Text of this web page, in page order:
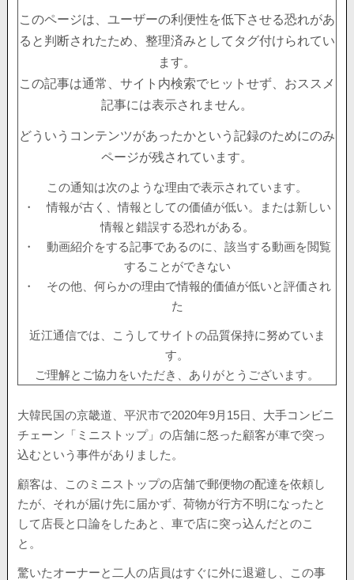
このページは、ユーザーの利便性を低下させる恐れがあ
ると判断されたため、整理済みとしてタグ付けられてい
ます。
この記事は通常、サイト内検索でヒットせず、おススメ
記事には表示されません。
どういうコンテンツがあったかという記録のためにのみ
ページが残されています。
この通知は次のような理由で表示されています。
・ 情報が古く、情報としての価値が低い。または新しい
情報と錯誤する恐れがある。
・ 動画紹介をする記事であるのに、該当する動画を閲覧
することができない
・ その他、何らかの理由で情報的価値が低いと評価され
た
近江通信では、こうしてサイトの品質保持に努めていま
す。
ご理解とご協力をいただき、ありがとうございます。
大韓民国の京畿道、平沢市で2020年9月15日、大手コンビニ
チェーン「ミニストップ」の店舗に怒った顧客が車で突っ
込むという事件がありました。
顧客は、このミニストップの店舗で郵便物の配達を依頼し
たが、それが届け先に届かず、荷物が行方不明になったと
して店長と口論をしたあと、車で店に突っ込んだとのこ
と。
驚いたオーナーと二人の店員はすぐに外に退避し、この事